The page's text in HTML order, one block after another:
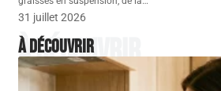
31 juillet 2026
À découvrir
À découvrir